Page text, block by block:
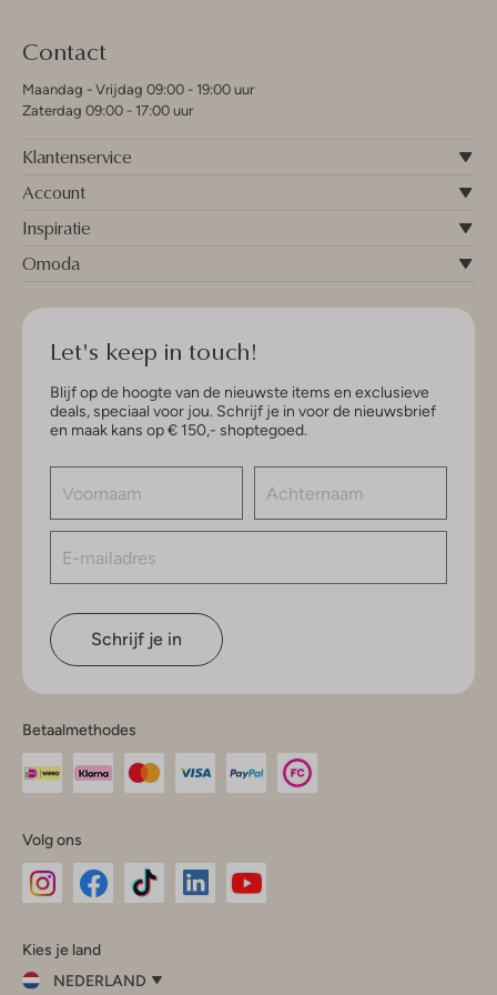
Contact
Maandag - Vrijdag 09:00 - 19:00 uur
Zaterdag 09:00 - 17:00 uur
Klantenservice
Account
Inspiratie
Omoda
Let's keep in touch!
Blijf op de hoogte van de nieuwste items en exclusieve
deals, speciaal voor jou. Schrijf je in voor de nieuwsbrief
en maak kans op € 150,- shoptegoed.
Schrijf je in
Betaalmethodes
Volg ons
InstagramFacebook
Kies je land
NEDERLAND